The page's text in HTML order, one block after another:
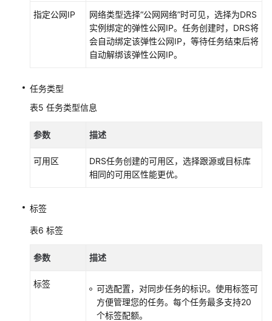
指定公网IP 网络类型选择“公网网络”时可见，选择为DRS
实例绑定的弹性公网IP。任务创建时，DRS将
会自动绑定该弹性公网IP，等待任务结束后将
自动解绑该弹性公网IP。
任务类型
表5 任务类型信息
参数 描述
可用区
DRS任务创建的可用区，选择跟源或目标库
相同的可用区性能更优。
标签
表6 标签
参数 描述
标签
可选配置，对同步任务的标识。使用标签可
方便管理您的任务。每个任务最多支持20
个标签配额。